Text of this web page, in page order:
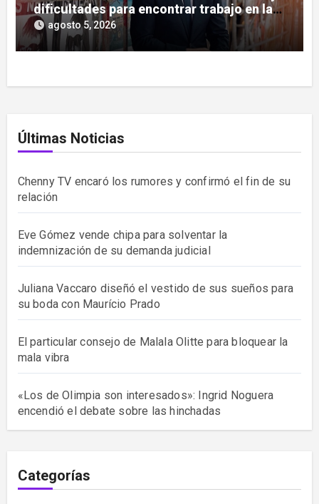
dificultades para encontrar trabajo en la
actuación
agosto 5, 2026
Últimas Noticias
Chenny TV encaró los rumores y confirmó el fin de su
relación
Eve Gómez vende chipa para solventar la
indemnización de su demanda judicial
Juliana Vaccaro diseñó el vestido de sus sueños para
su boda con Maurício Prado
El particular consejo de Malala Olitte para bloquear la
mala vibra
«Los de Olimpia son interesados»: Ingrid Noguera
encendió el debate sobre las hinchadas
Categorías